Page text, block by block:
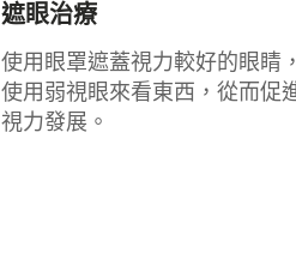
遮眼治療
使用眼罩遮蓋視力較好的眼睛
使用弱視眼來看東西，從而促
視力發展。